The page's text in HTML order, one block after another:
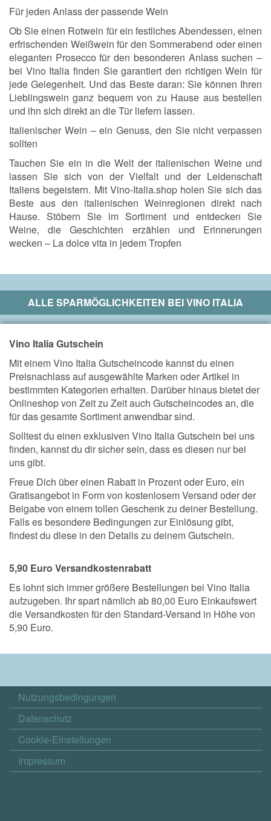
Für jeden Anlass der passende Wein
Ob Sie einen Rotwein für ein festliches Abendessen, einen
erfrischenden Weißwein für den Sommerabend oder einen
eleganten Prosecco für den besonderen Anlass suchen –
bei Vino Italia finden Sie garantiert den richtigen Wein für
jede Gelegenheit. Und das Beste daran: Sie können Ihren
Lieblingswein ganz bequem von zu Hause aus bestellen
und ihn sich direkt an die Tür liefern lassen.
Italienischer Wein – ein Genuss, den Sie nicht verpassen
sollten
Tauchen Sie ein in die Welt der italienischen Weine und
lassen Sie sich von der Vielfalt und der Leidenschaft
Italiens begeistern. Mit Vino-Italia.shop holen Sie sich das
Beste aus den italienischen Weinregionen direkt nach
Hause. Stöbern Sie im Sortiment und entdecken Sie
Weine, die Geschichten erzählen und Erinnerungen
wecken – La dolce vita in jedem Tropfen
ALLE SPARMÖGLICHKEITEN BEIVINO ITALIA
Vino Italia Gutschein
Mit einem Vino Italia Gutscheincode kannst du einen
Preisnachlass auf ausgewählte Marken oder Artikel in
bestimmten Kategorien erhalten. Darüber hinaus bietet der
Onlineshop von Zeit zu Zeit auch Gutscheincodes an, die
für das gesamte Sortiment anwendbar sind.
Solltest du einen exklusiven Vino Italia Gutschein bei uns
finden, kannst du dir sicher sein, dass es diesen nur bei
uns gibt.
Freue Dich über einen Rabatt in Prozent oder Euro, ein
Gratisangebot in Form von kostenlosem Versand oder der
Beigabe von einem tollen Geschenk zu deiner Bestellung.
Falls es besondere Bedingungen zur Einlösung gibt,
findest du diese in den Details zu deinem Gutschein.
5,90 Euro Versandkostenrabatt
Es lohnt sich immer größere Bestellungen bei Vino Italia
aufzugeben. Ihr spart nämlich ab 80,00 Euro Einkaufswert
die Versandkosten für den Standard-Versand in Höhe von
5,90 Euro.
Nutzungsbedingungen
Datenschutz
Cookie-Einstellungen
Impressum